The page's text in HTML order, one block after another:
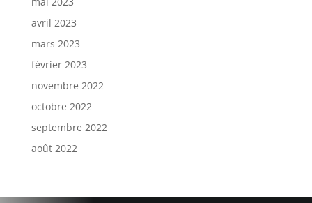
avril 2023
mars 2023
février 2023
novembre 2022
octobre 2022
septembre 2022
août 2022